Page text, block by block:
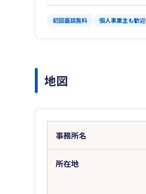
初回面談無料 個人事業主も歓迎
地図
事務所名
所在地